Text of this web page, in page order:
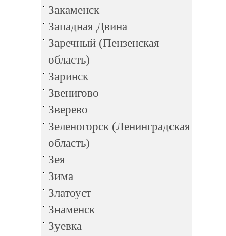
Закаменск
Западная Двина
Заречный (Пензенская
область)
Заринск
Звенигово
Зверево
Зеленогорск (Ленинградская
область)
Зея
Зима
Златоуст
Знаменск
Зуевка